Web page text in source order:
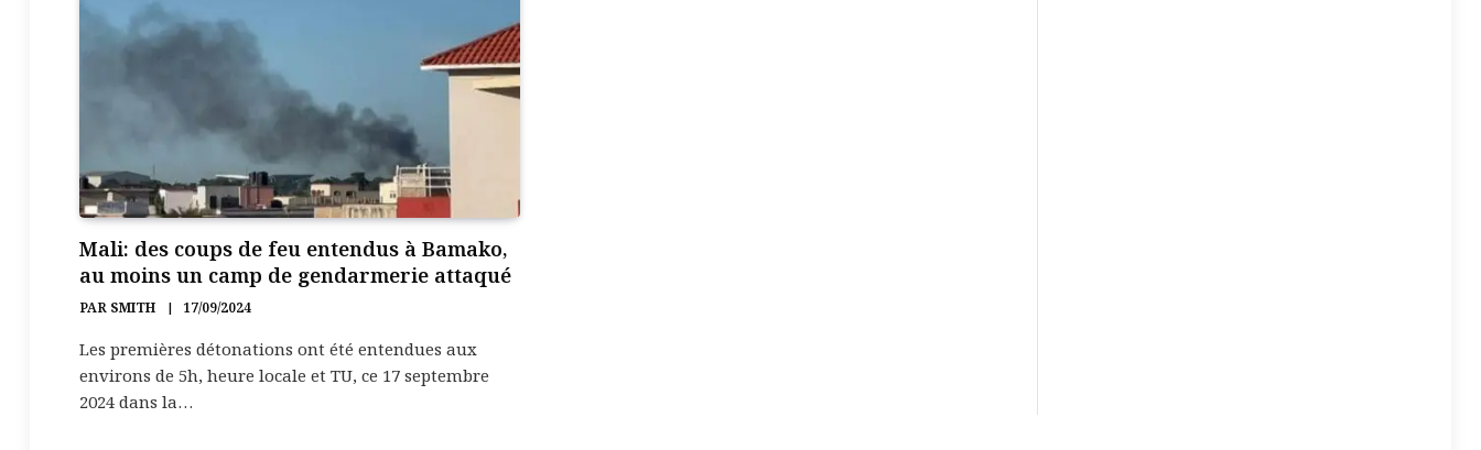
Mali: des coups de feu entendus à Bamako,
au moins un camp de gendarmerie attaqué
PAR SMITH 17/09/2024
Les premières détonations ont été entendues aux
environs de 5h, heure locale et TU, ce 17 septembre
2024 dans la…